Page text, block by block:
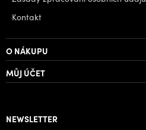
Kontakt
O NÁKUPU
MŮJ ÚČET
NEWSLETTER